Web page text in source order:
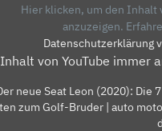
Hier klicken, um den Inhalt
anzuzeigen.
Datenschutzerklärung
Inhalt von YouTube immer
neue Seat Leon (2020): Die
zum Golf-Bruder | auto